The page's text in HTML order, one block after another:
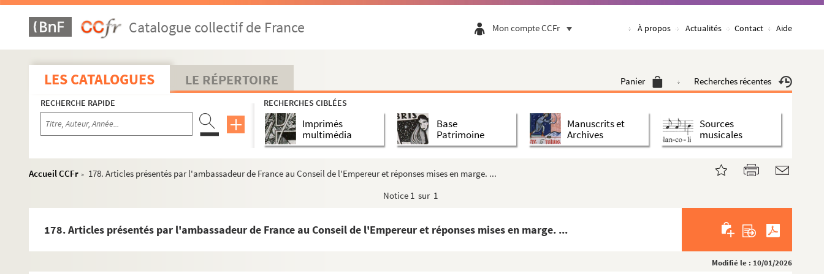
Catalogue collectif de France Mon compte CCFr À propos Actualités Contact Aide
LES CATALOGUES LE RÉPERTOIRE Panier Recherches récentes
RECHERCHE RAPIDE RECHERCHES CIBLÉES
Imprimés
multimédia
Base
Patrimoine
Manuscrits et
Archives
Sources
musicales
Accueil CCFr >
178. Articles présentés par l'ambassadeur de France au Conseil de l'Empereur et réponses mises en marge. ...
Notice 1 sur 1
178. Articles présentés par l'ambassadeur de France au Conseil de l'Empereur et réponses mises en marge. ...
Modifié le : 10/01/2026
90. « Instruction pour avoir information sur... des différends mus à l'occasion de la tresve. » 23 mai 1...
94. Mémoire dressé pour le fait de la rançon des prisonniers. Châtillon, 16 mai 1556. Copie
100. « Extraict des lettres de l'évesque de Liège au roy, du XVIII de may 1556 »
101. Emmanuel-Philibert à Simon Renard. Bruxelles, 23 mai 1556. Copie signée
102-3. Instruction à l'ambassadeur de France relativement aux prisonniers et à leur rançon. 28 mai 1556
104. G. d'Autriche, évêque de Liège, à Philippe II. Liège, 13 juin 1556. Copie
106. Ruy Gomez de Silva, comte de Melito, au connétable de Montmorency. Bruxelles, 24 juin 1556. Copie. E...
117. Le baron de la Vigne à l'évêque l'Arras. Saragosse, 27 novembre 1558. Copie. Esp.